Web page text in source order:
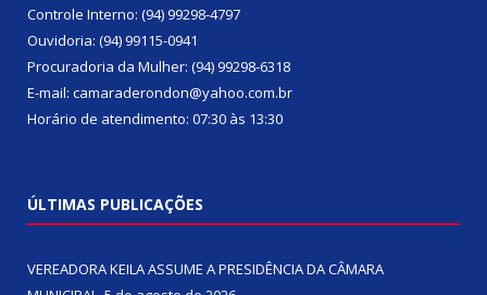
Controle Interno: (94) 99298-4797
Ouvidoria: (94) 99115-0941
Procuradoria da Mulher: (94) 99298-6318
E-mail: camaraderondon@yahoo.com.br
Horário de atendimento: 07:30 às 13:30
ÚLTIMAS PUBLICAÇÕES
VEREADORA KEILA ASSUME A PRESIDÊNCIA DA CÂMARA